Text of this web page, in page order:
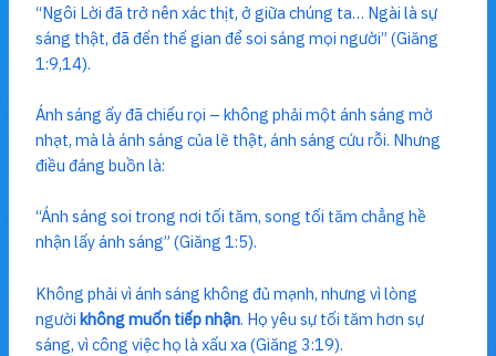
“Ngôi Lời đã trở nên xác thịt, ở giữa chúng ta… Ngài là sự
sáng thật, đã đến thế gian để soi sáng mọi người” (Giăng
1:9,14).
Ánh sáng ấy đã chiếu rọi – không phải một ánh sáng mờ
nhạt, mà là ánh sáng của lẽ thật, ánh sáng cứu rỗi. Nhưng
điều đáng buồn là:
“Ánh sáng soi trong nơi tối tăm, song tối tăm chẳng hề
nhận lấy ánh sáng” (Giăng 1:5).
Không phải vì ánh sáng không đủ mạnh, nhưng vì lòng
người không muốn tiếp nhận. Họ yêu sự tối tăm hơn sự
sáng, vì công việc họ là xấu xa (Giăng 3:19).